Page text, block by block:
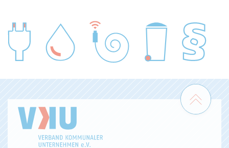
WASSER/ABWASSER
Zum